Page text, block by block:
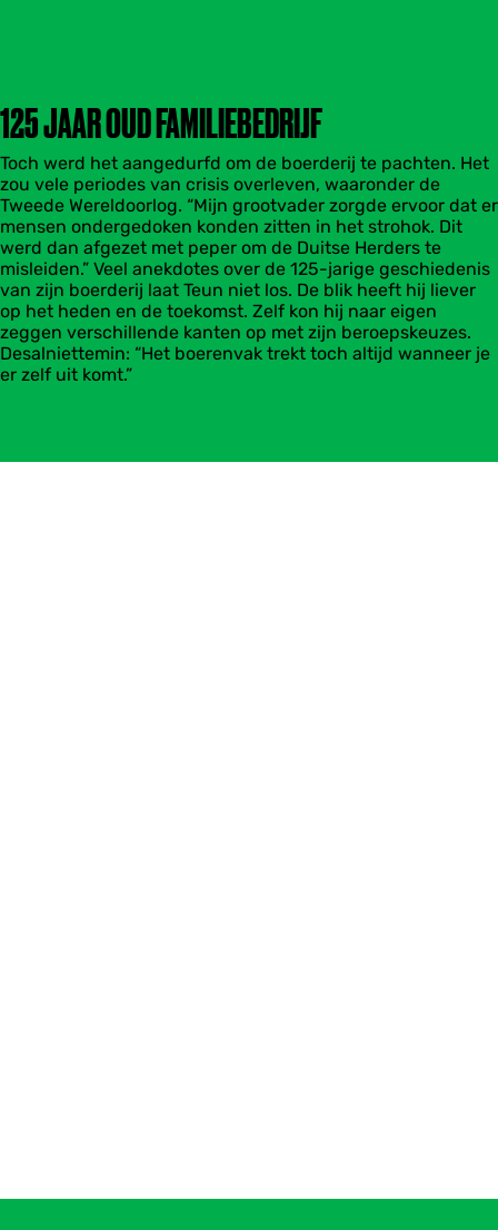
125 JAAR OUD FAMILIEBEDRIJF
Toch werd het aangedurfd om de boerderij te pachten. Het
zou vele periodes van crisis overleven, waaronder de
Tweede Wereldoorlog. “Mijn grootvader zorgde ervoor dat er
mensen ondergedoken konden zitten in het strohok. Dit
werd dan afgezet met peper om de Duitse Herders te
misleiden.” Veel anekdotes over de 125-jarige geschiedenis
van zijn boerderij laat Teun niet los. De blik heeft hij liever
op het heden en de toekomst. Zelf kon hij naar eigen
zeggen verschillende kanten op met zijn beroepskeuzes.
Desalniettemin: “Het boerenvak trekt toch altijd wanneer je
er zelf uit komt.”